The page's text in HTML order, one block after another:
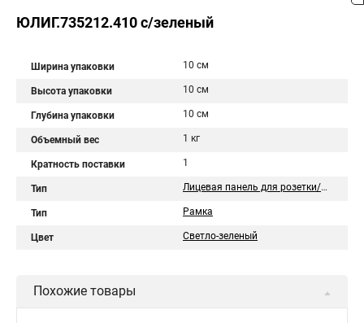
ЮЛИГ.735212.410 с/зеленый
Ширина упаковки 10 см
Высота упаковки 10 см
Глубина упаковки 10 см
Объемный вес 1 кг
Кратность поставки 1
Тип Лицевая панель для розетки/выключателя
Тип Рамка
Цвет Светло-зеленый
Похожие товары